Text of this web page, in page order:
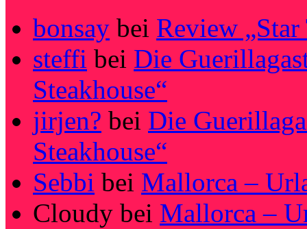
bonsay bei Review „Star
steffi bei Die
Steakhouse“
jirjen? bei Die
Steakhouse“
Sebbi bei Mallorca –
Cloudy bei Mallorca –